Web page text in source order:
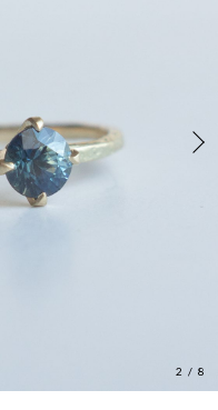
2 /8